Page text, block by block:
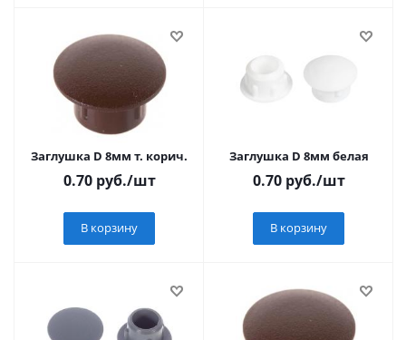
Заглушка D 8мм т. корич.
0.70руб./шт
В корзину
Заглушка D 8мм белая
0.70руб./шт
В корзину